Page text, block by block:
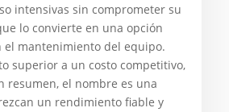
intensivas sin comprometer su
lo convierte en una opción
el mantenimiento del equipo.
superior a un costo competitivo,
resumen, el nombre es una
un rendimiento fiable y